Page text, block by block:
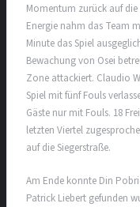
Momentum zurück auf
Energie nahm das Team
Minute das Spiel
Bewachung von Osei
Zone attackiert. Claudio
Spiel mit fünf Fouls
Gäste nur mit Fouls. 18
letzten Viertel
auf die Siegerstraße.
Am Ende konnte Din
Patrick Liebert gefunden